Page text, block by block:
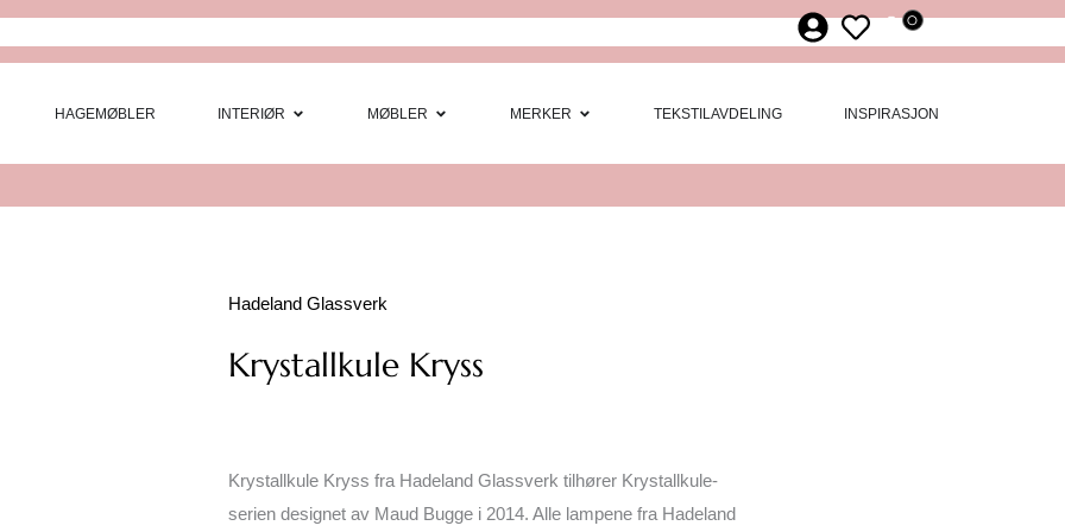
0
HAGEMØBLER INTERIØR Open Interiør
MØBLER Open Møbler
MERKER Open Merker
TEKSTILAVDELING INSPIRASJON
Hadeland Glassverk
Krystallkule Kryss
Krystallkule Kryss fra Hadeland Glassverk tilhører Krystallkule-
serien designet av Maud Bugge i 2014. Alle lampene fra Hadeland